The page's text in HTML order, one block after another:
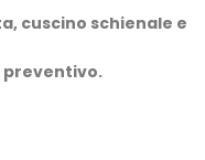
cuscino schienale e
preventivo.